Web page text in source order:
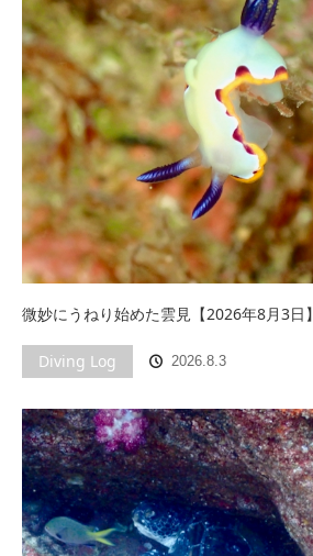
微妙にうねり始めた雲見【2026年8月3日】
Diving Log 2026.8.3